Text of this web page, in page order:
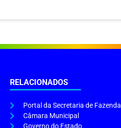
RELACIONADOS
Portal da Secretaria de Fazenda
Câmara Municipal
Governo do Estado